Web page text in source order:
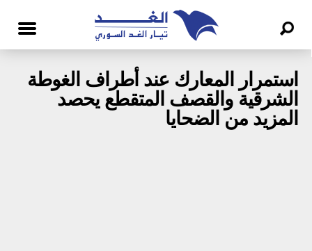
استمرار المعارك عند أطراف الغوطة
الشرقية والقصف المتقطع يحصد
المزيد من الضحايا